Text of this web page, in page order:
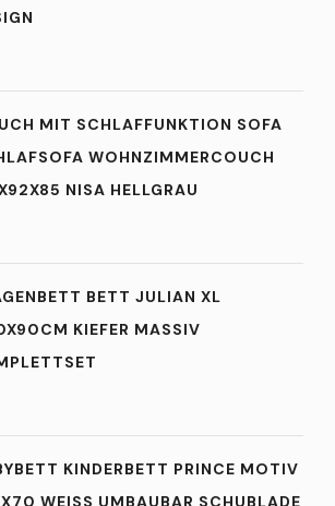
MIT SCHLAFFUNKTION SOFA
WOHNZIMMERCOUCH
NISA HELLGRAU
BETT JULIAN XL
KIEFER MASSIV
KINDERBETT PRINCE MOTIV
WEISS UMBAUBAR SCHUBLADE M